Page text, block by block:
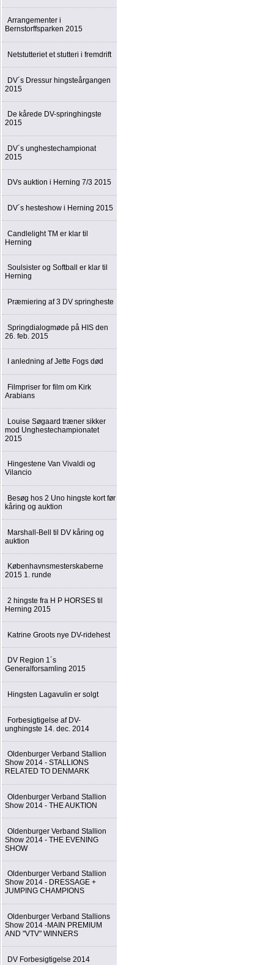
Arrangementer i
Bernstorffsparken 2015
Netstutteriet et stutteri i fremdrift
DV´s Dressur hingsteårgangen
2015
De kårede DV-springhingste
2015
DV´s unghestechampionat
2015
DVs auktion i Herning 7/3 2015
DV´s hesteshow i Herning 2015
Candlelight TM er klar til
Herning
Soulsister og Softball er klar til
Herning
Præmiering af 3 DV springheste
Springdialogmøde på HIS den
26. feb. 2015
I anledning af Jette Fogs død
Filmpriser for film om Kirk
Arabians
Louise Søgaard træner sikker
mod Unghestechampionatet
2015
Hingestene Van Vivaldi og
Vilancio
Besøg hos 2 Uno hingste kort før
kåring og auktion
Marshall-Bell til DV kåring og
auktion
Københavnsmesterskaberne
2015 1. runde
2 hingste fra H P HORSES til
Herning 2015
Katrine Groots nye DV-ridehest
DV Region 1´s
Generalforsamling 2015
Hingsten Lagavulin er solgt
Forbesigtigelse af DV-
unghingste 14. dec. 2014
Oldenburger Verband Stallion
Show 2014 - STALLIONS
RELATED TO DENMARK
Oldenburger Verband Stallion
Show 2014 - THE AUKTION
Oldenburger Verband Stallion
Show 2014 - THE EVENING
SHOW
Oldenburger Verband Stallion
Show 2014 - DRESSAGE +
JUMPING CHAMPIONS
Oldenburger Verband Stallions
Show 2014 -MAIN PREMIUM
AND "VTV" WINNERS
DV Forbesigtigelse 2014